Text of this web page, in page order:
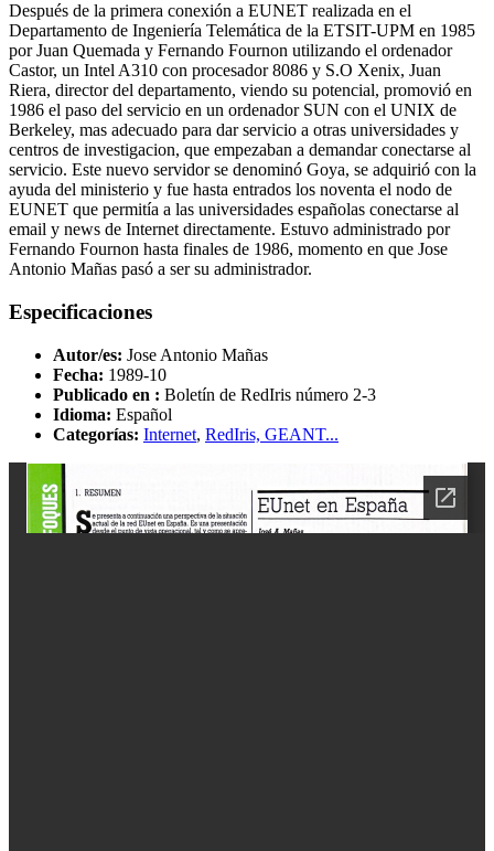
Después de la primera conexión a EUNET realizada en el
Departamento de Ingeniería Telemática de la ETSIT-UPM en 1985
por Juan Quemada y Fernando Fournon utilizando el ordenador
Castor, un Intel A310 con procesador 8086 y S.O Xenix, Juan
Riera, director del departamento, viendo su potencial, promovió en
1986 el paso del servicio en un ordenador SUN con el UNIX de
Berkeley, mas adecuado para dar servicio a otras universidades y
centros de investigacion, que empezaban a demandar conectarse al
servicio. Este nuevo servidor se denominó Goya, se adquirió con la
ayuda del ministerio y fue hasta entrados los noventa el nodo de
EUNET que permitía a las universidades españolas conectarse al
email y news de Internet directamente. Estuvo administrado por
Fernando Fournon hasta finales de 1986, momento en que Jose
Antonio Mañas pasó a ser su administrador.
Especificaciones
Autor/es: Jose Antonio Mañas
Fecha: 1989-10
Publicado en : Boletín de RedIris número 2-3
Idioma: Español
Categorías: Internet, RedIris, GEANT...